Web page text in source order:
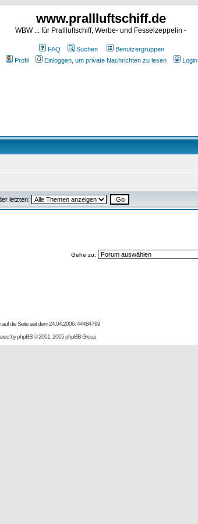
www.prallluftschiff.de
WBW ... für Prallluftschiff, Werbe- und Fesselzeppelin -
FAQ Suchen
Benutzergruppen
Profil
Einloggen, um private Nachrichten zu lesen Login
letzten:
Gehe zu:
auf die Seite seit dem 24.04.2006: 44484799
byphpBB© 2001, 2005 phpBB Group